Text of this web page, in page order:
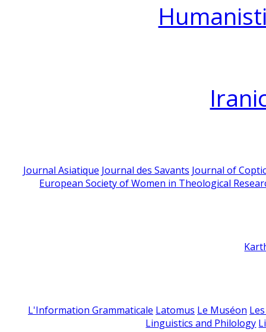
Journal Asiatique Journal des Savants Journal of
European Society of Women in Theological
L'Information Grammaticale Latomus Le Muséon
Linguistics and Philology